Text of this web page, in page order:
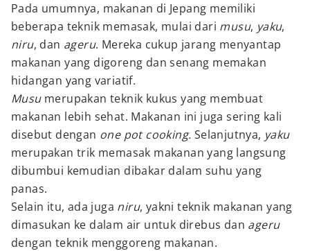
Pada umumnya, makanan di Jepang memiliki
beberapa teknik memasak, mulai dari musu, yaku,
niru, dan ageru. Mereka cukup jarang menyantap
makanan yang digoreng dan senang memakan
hidangan yang variatif.
Musumerupakan teknik kukus yang membuat
makanan lebih sehat. Makanan ini juga sering kali
disebut dengan one pot cooking. Selanjutnya, yaku
merupakan trik memasak makanan yang langsung
dibumbui kemudian dibakar dalam suhu yang
panas.
Selain itu, ada juga niru, yakni teknik makanan yang
dimasukan ke dalam air untuk direbus dan ageru
dengan teknik menggoreng makanan.